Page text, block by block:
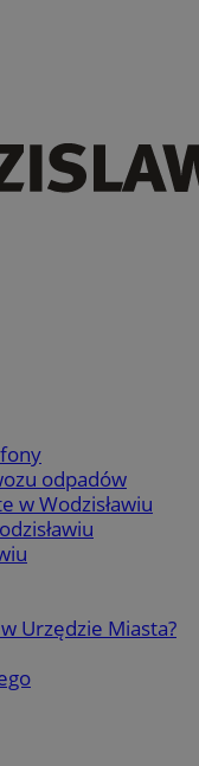
odpadów
w Wodzisławiu
Urzędzie Miasta?